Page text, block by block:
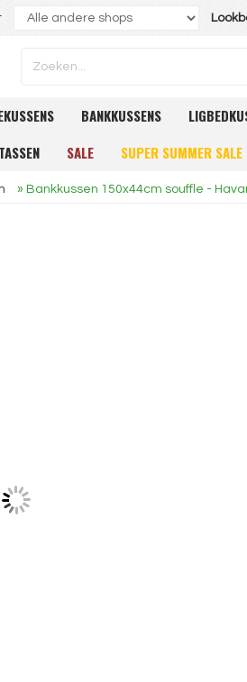
BANKKUSSENS
SALE SUPER SUMMER SALE
» Bankkussen 150x44cm souffle -